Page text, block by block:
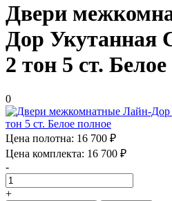
Двери
Дор Укутанная
2 тон 5 ст.
0
Цена полотна: 16 700 ₽
Цена комплекта: 16 700 ₽
-
+